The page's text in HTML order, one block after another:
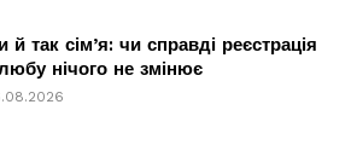
й так сім’я: чи справді реєстрація
нічого не змінює